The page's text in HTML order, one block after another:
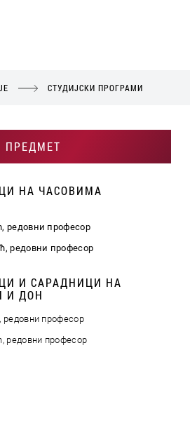
СТУДИЈСКИ ПРОГРАМИ
ПРЕДМЕТ
НА ЧАСОВИМА
редовни професор
редовни професор
И САРАДНИЦИ НА
И ДОН
редовни професор
редовни професор